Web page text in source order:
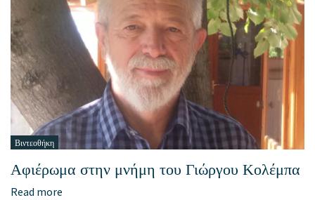
Βιντεοθήκη
Αφιέρωμα στην μνήμη του Γιώργου Κολέμπα
Read more